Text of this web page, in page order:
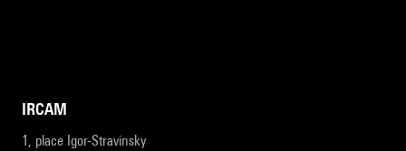
IRCAM
1, place Igor-Stravinsky